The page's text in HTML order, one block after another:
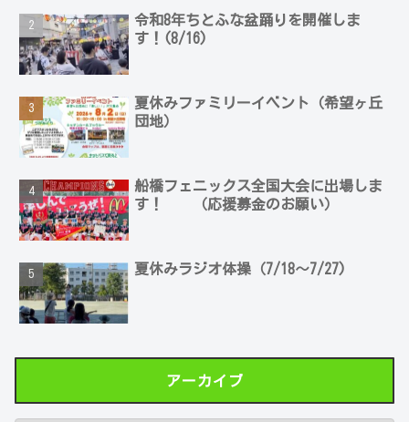
令和8年ちとふな盆踊りを開催しま
す！(8/16)
夏休みファミリーイベント（希望ヶ丘
団地）
船橋フェニックス全国大会に出場しま
す！ （応援募金のお願い）
夏休みラジオ体操（7/18～7/27)
アーカイブ